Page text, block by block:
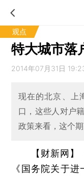
观点
特大城市落
2014年07月31日
现在的北京、上
口，这些人对户
政策来看，这个
【财新网
《国务院关于进